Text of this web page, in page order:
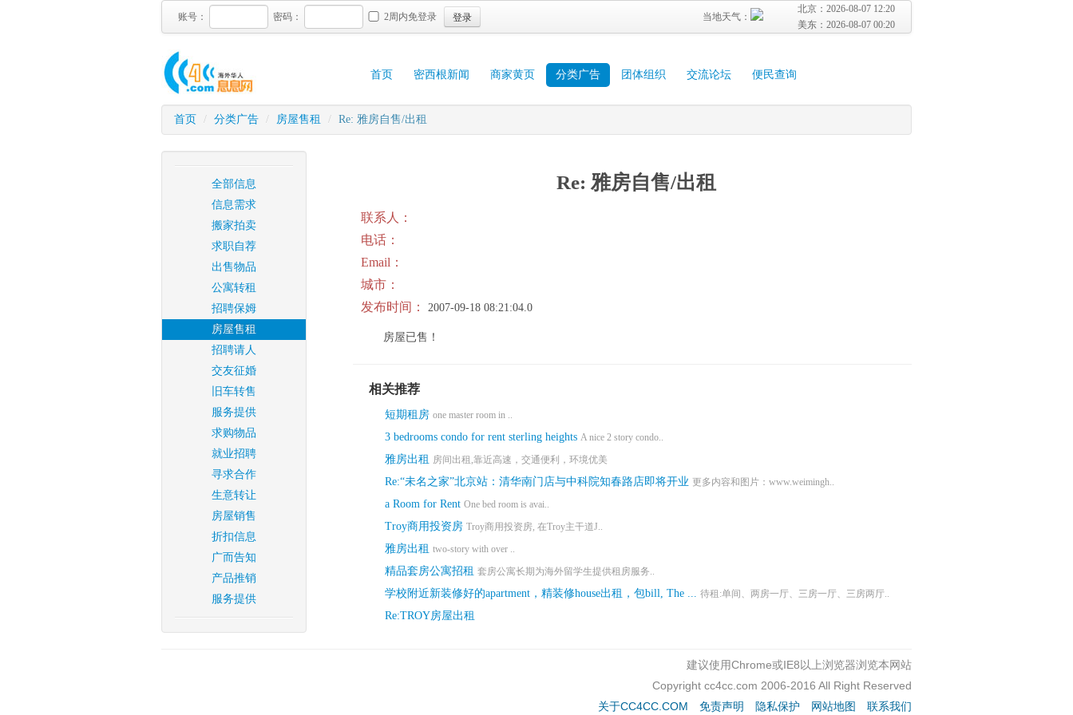
账号： 密码： 2周内免登录 登录
北京： 2026-08-07 12:20
美东： 2026-08-07 00:20
当地天气：
首页 密西根新闻 商家黄页 分类广告 团体组织 交流论坛 便民查询
首页 / 分类广告 / 房屋售租 / Re: 雅房自售/出租
全部信息
信息需求
搬家拍卖
求职自荐
出售物品
公寓转租
招聘保姆
房屋售租
招聘请人
交友征婚
旧车转售
服务提供
求购物品
就业招聘
寻求合作
生意转让
房屋销售
折扣信息
广而告知
产品推销
服务提供
Re: 雅房自售/出租
联系人：
电话：
Email：
城市：
发布时间：
2007-09-18 08:21:04.0
房屋已售！
相关推荐
短期租房 one master room in ..
3 bedrooms condo for rent sterling heights A nice 2 story condo..
雅房出租 房间出租,靠近高速，交通便利，环境优美
Re:“未名之家”北京站：清华南门店与中科院知春路店即将开业 更多内容和图片：www.weimingh..
a Room for Rent One bed room is avai..
Troy商用投资房 Troy商用投资房, 在Troy主干道J..
雅房出租 two-story with over ..
精品套房公寓招租 套房公寓长期为海外留学生提供租房服务..
学校附近新装修好的apartment，精装修house出租，包bill, The ... 待租:单间、两房一厅、三房一厅、三房两厅..
Re:TROY房屋出租
建议使用Chrome或IE8以上浏览器浏览本网站
Copyright cc4cc.com 2006-2016 All Right Reserved
关于CC4CC.COM
免责声明 隐私保护 网站地图 联系我们